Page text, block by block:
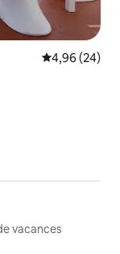
Évaluation
4,96 (24)
vacances